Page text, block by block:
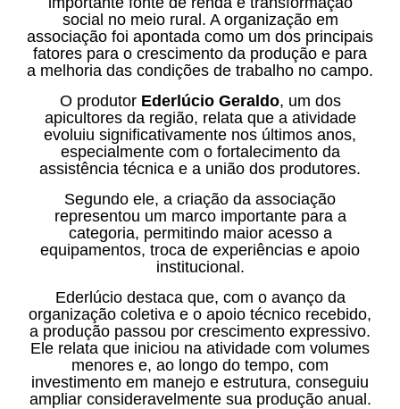
social no meio rural. A organização em
associação foi apontada como um dos principais
fatores para o crescimento da produção e para
a melhoria das condições de trabalho no campo.
O produtor Ederlúcio Geraldo, um dos
apicultores da região, relata que a atividade
evoluiu significativamente nos últimos anos,
especialmente com o fortalecimento da
assistência técnica e a união dos produtores.
Segundo ele, a criação da associação
representou um marco importante para a
categoria, permitindo maior acesso a
equipamentos, troca de experiências e apoio
institucional.
Ederlúcio destaca que, com o avanço da
organização coletiva e o apoio técnico recebido,
a produção passou por crescimento expressivo.
Ele relata que iniciou na atividade com volumes
menores e, ao longo do tempo, com
investimento em manejo e estrutura, conseguiu
ampliar consideravelmente sua produção anual.